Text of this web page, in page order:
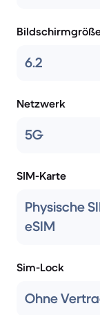
6.2
Netzwerk
5G
SIM-Karte
Physische
eSIM
Sim-Lock
Ohne